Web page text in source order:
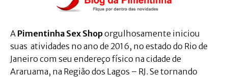
A Pimentinha Sex Shoporgulhosamente iniciou
suas atividades no ano de 2016, no estado do Rio de
Janeiro com seu endereço físico na cidade de
Araruama, na Região dos Lagos – RJ. Se tornando